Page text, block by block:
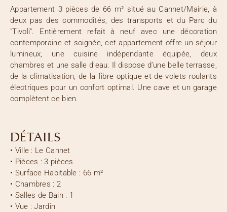
Appartement 3 pièces de 66 m² situé au Cannet/Mairie, à
deux pas des commodités, des transports et du Parc du
"Tivoli". Entièrement refait à neuf avec une décoration
contemporaine et soignée, cet appartement offre un séjour
lumineux, une cuisine indépendante équipée, deux
chambres et une salle d’eau. Il dispose d’une belle terrasse,
de la climatisation, de la fibre optique et de volets roulants
électriques pour un confort optimal. Une cave et un garage
complètent ce bien.
DÉTAILS
• Ville : Le Cannet
• Pièces : 3 pièces
• Surface Habitable : 66 m²
• Chambres : 2
• Salles de Bain : 1
• Vue :Jardin